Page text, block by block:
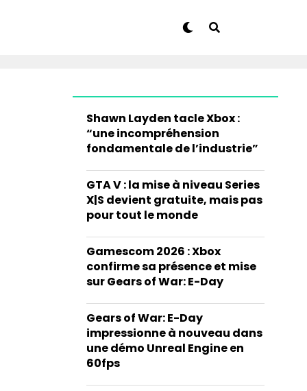
Shawn Layden tacle Xbox :
“une incompréhension
fondamentale de l’industrie”
GTA V : la mise à niveau Series
X|S devient gratuite, mais pas
pour tout le monde
Gamescom 2026 : Xbox
confirme sa présence et mise
sur Gears of War: E-Day
Gears of War: E-Day
impressionne à nouveau dans
une démo Unreal Engine en
60fps